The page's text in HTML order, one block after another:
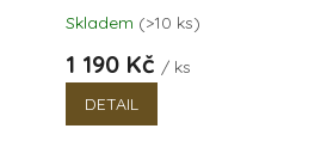
Průměrné
produktu
5,0
Skladem (>10 ks)
1 190 Kč / ks
DETAIL